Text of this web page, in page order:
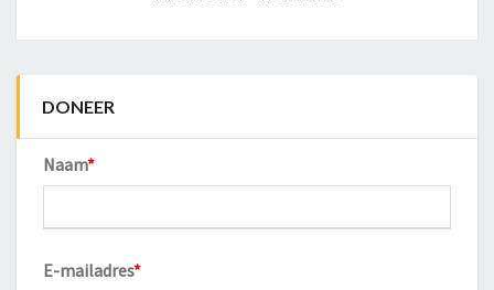
DONEER
Naam*
E-mailadres*